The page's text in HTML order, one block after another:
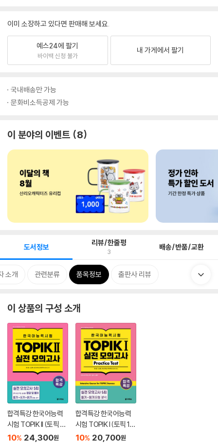
이미 소장하고 있다면 판매해 보세요.
예스24에 팔기
바이백 신청 불가
내 가게에서 팔기
국내배송만 가능
문화비소득공제 가능
이 분야의 이벤트 8
도서정보 리뷰/한줄평
3 배송/반품/교환
소개 관련분류 품목정보 출판사 리뷰
이 상품의 구성 소개
합격특강 한국어능력
시험 TOPIK II (토픽 2)
실전 모의고사
10% 24,300원
합격특강 한국어능력
시험 TOPIK I (토픽 1)
실전 모의고사 Practic
10% 20,700원